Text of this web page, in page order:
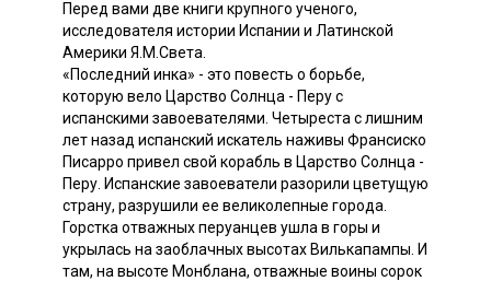
Перед вами две книги крупного ученого,
исследователя истории Испании и Латинской
Америки Я.М.Света.
«Последний инка» - это повесть о борьбе,
которую вело Царство Солнца - Перу с
испанскими завоевателями. Четыреста с лишним
лет назад испанский искатель наживы Франсиско
Писарро привел свой корабль в Царство Солнца -
Перу. Испанские завоеватели разорили цветущую
страну, разрушили ее великолепные города.
Горстка отважных перуанцев ушла в горы и
укрылась на заоблачных высотах Вилькапампы. И
там, на высоте Монблана, отважные воины сорок